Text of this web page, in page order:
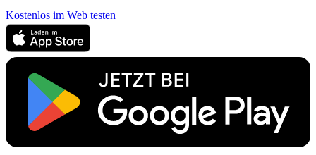
Kostenlos im Web testen